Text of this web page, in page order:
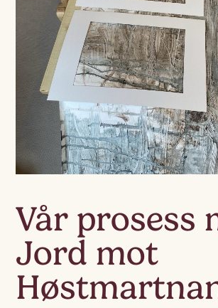
Vår prosess
Jord mot